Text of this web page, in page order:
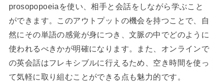
prosopopoeiaを使い、相手と会話をしながら学ぶこと
ができます。このアウトプットの機会を持つことで、自
然にその単語の感覚が身につき、文脈の中でどのように
使われるべきかが明確になります。また、オンラインで
の英会話はフレキシブルに行えるため、空き時間を使っ
て気軽に取り組むことができる点も魅力的です。